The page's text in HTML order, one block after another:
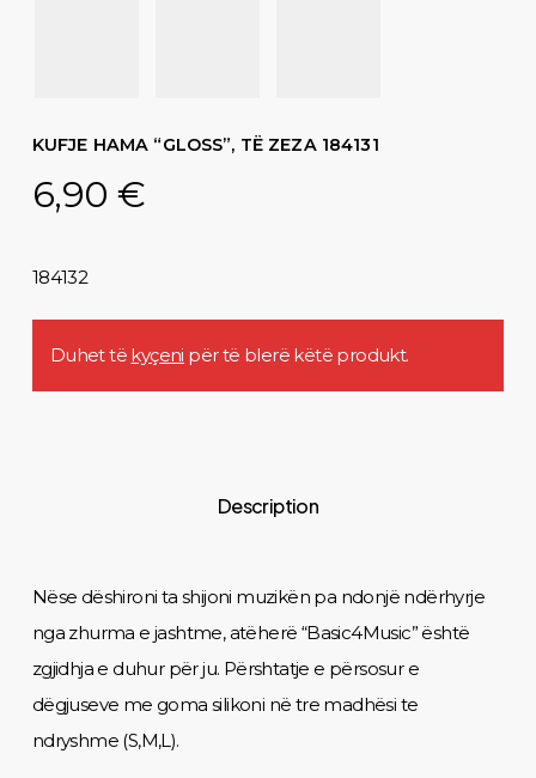
KUFJE HAMA “GLOSS”, TË ZEZA 184131
6,90 €
184132
Duhet të kyçeni për të blerë këtë produkt.
Description
Nëse dëshironi ta shijoni muzikën pa ndonjë ndërhyrje
nga zhurma e jashtme, atëherë “Basic4Music” është
zgjidhja e duhur për ju. Përshtatje e përsosur e
dëgjuseve me goma silikoni në tre madhësi te
ndryshme (S,M,L).